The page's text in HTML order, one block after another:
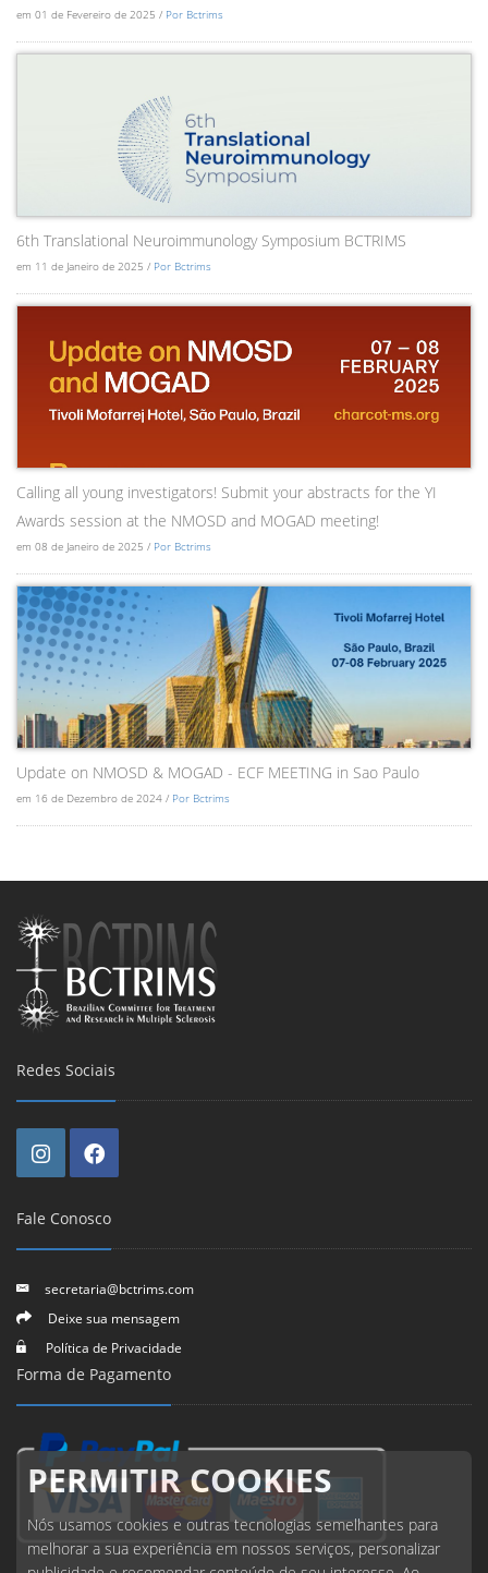
em 01 de Fevereiro de 2025 / Por Bctrims
6th Translational Neuroimmunology Symposium BCTRIMS
em 11 de Janeiro de 2025 / Por Bctrims
Calling all young investigators! Submit your abstracts for the YI
Awards session at the NMOSD and MOGAD meeting!
em 08 de Janeiro de 2025 / Por Bctrims
Update on NMOSD & MOGAD - ECF MEETING in Sao Paulo
em 16 de Dezembro de 2024 / Por Bctrims
Redes Sociais
Fale Conosco
secretaria@bctrims.com
Deixe sua mensagem
Política de Privacidade
Forma de Pagamento
PERMITIR COOKIES
Nós usamos cookies e outras tecnologias semelhantes para
melhorar a sua experiência em nossos serviços, personalizar